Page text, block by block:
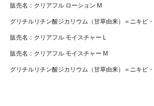
販売名：クリアフル ローション M
グリチルリチン酸ジカリウム（甘草由来）＝ニキビ
販売名：クリアフル モイスチャー L
販売名：クリアフル モイスチャー M
グリチルリチン酸ジカリウム（甘草由来）＝ニキビ